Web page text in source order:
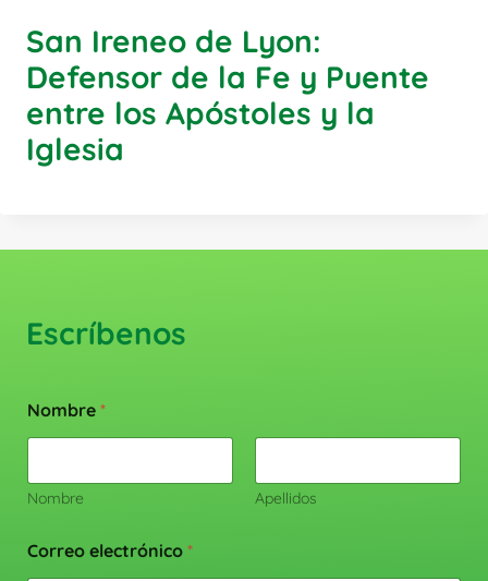
San Ireneo de Lyon:
Defensor de la Fe y Puente
entre los Apóstoles y la
Iglesia
Escríbenos
Nombre *
Nombre Apellidos
Correo electrónico *